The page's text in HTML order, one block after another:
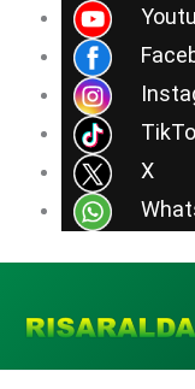
X
contenido